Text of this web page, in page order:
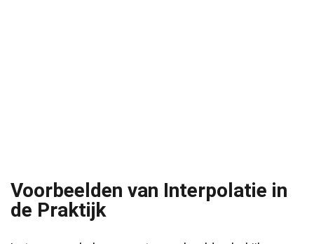
Voorbeelden van Interpolatie in
de Praktijk